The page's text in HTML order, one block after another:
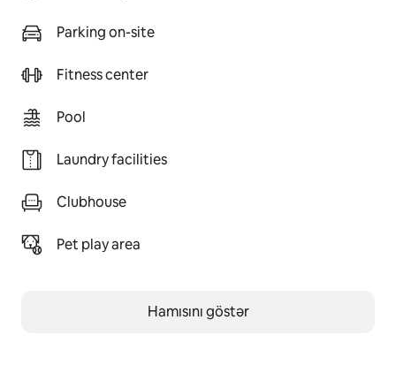
Parking on-site
Fitness center
Pool
Laundry facilities
Clubhouse
Pet play area
Hamısını göstər